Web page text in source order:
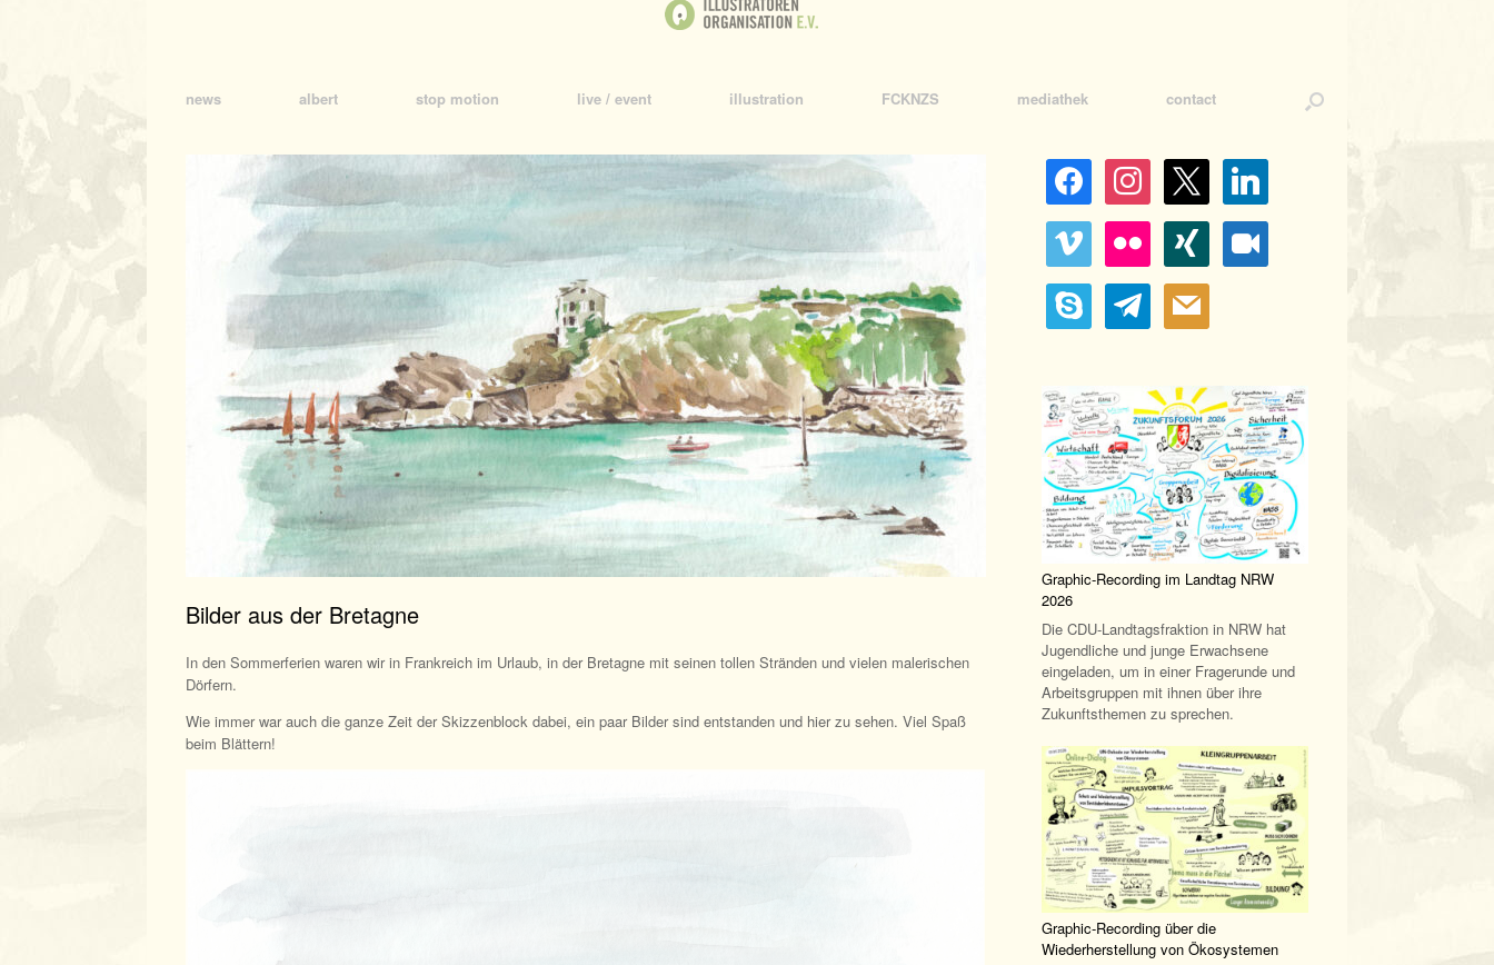
news albert stop motion live / event illustration FCKNZS mediathek contact
Bilder aus der Bretagne
In den Sommerferien waren wir in Frankreich im Urlaub, in der Bretagne mit seinen tollen Stränden und vielen malerischen
Dörfern.
Wie immer war auch die ganze Zeit der Skizzenblock dabei, ein paar Bilder sind entstanden und hier zu sehen. Viel Spaß
beim Blättern!
facebook instagramx linkedin
vimeo flickr xing
video-
camera
skype
telegram mail
Graphic-Recording im Landtag NRW
2026
Die CDU-Landtagsfraktion in NRW hat
Jugendliche und junge Erwachsene
eingeladen, um in einer Fragerunde und
Arbeitsgruppen mit ihnen über ihre
Zukunftsthemen zu sprechen.
Graphic-Recording über die
Wiederherstellung von Ökosystemen